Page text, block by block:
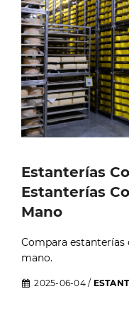
Estanterías
Estanterías
Mano
Compara estanterías
mano.
2025-06-04/